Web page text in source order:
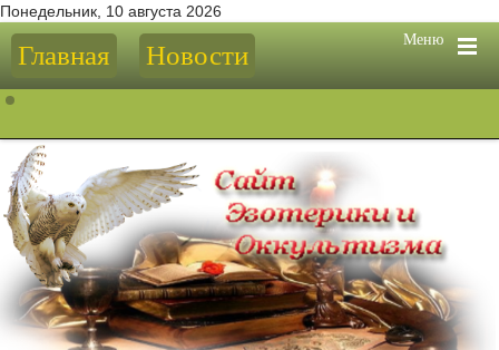
Понедельник, 10 августа 2026
Меню
Главная Новости